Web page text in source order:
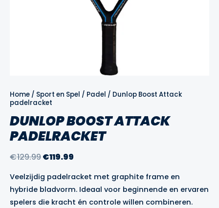
Home / Sport en Spel / Padel / Dunlop Boost Attack
padelracket
DUNLOP BOOST ATTACK
PADELRACKET
€129.99Oorspronkelijke
was:
€129.99.
€119.99
is:
€119.99.
Veelzijdig padelracket met graphite frame en
hybride bladvorm. Ideaal voor beginnende en ervaren
spelers die kracht én controle willen combineren.